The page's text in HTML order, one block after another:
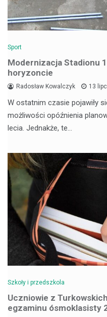
Sport
Modernizacja Stadionu
horyzoncie
Radosław Kowalczyk 13
W ostatnim czasie pojawiły
możliwości opóźnienia
lecia. Jednakże, te…
Szkoły i przedszkola
Uczniowie z
egzaminu ósmoklasisty